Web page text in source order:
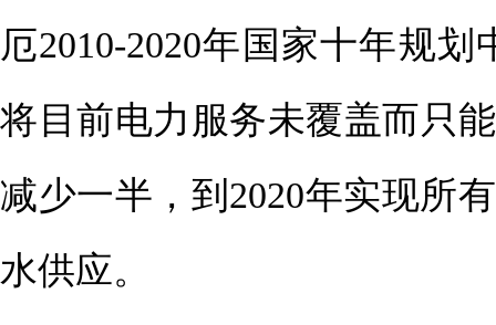
厄2010-2020年国家十年规
将目前电力服务未覆盖而只
减少一半，到2020年实现所
水供应。